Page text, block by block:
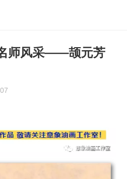
师风采——颉元芳